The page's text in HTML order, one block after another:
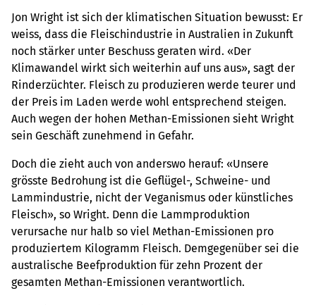
Jon Wright ist sich der klimatischen Situation bewusst: Er
weiss, dass die Fleischindustrie in Australien in Zukunft
noch stärker unter Beschuss geraten wird. «Der
Klimawandel wirkt sich weiterhin auf uns aus», sagt der
Rinderzüchter. Fleisch zu produzieren werde teurer und
der Preis im Laden werde wohl entsprechend steigen.
Auch wegen der hohen Methan-Emissionen sieht Wright
sein Geschäft zunehmend in Gefahr.
Doch die zieht auch von anderswo herauf: «Unsere
grösste Bedrohung ist die Geflügel-, Schweine- und
Lammindustrie, nicht der Veganismus oder künstliches
Fleisch», so Wright. Denn die Lammproduktion
verursache nur halb so viel Methan-Emissionen pro
produziertem Kilogramm Fleisch. Demgegenüber sei die
australische Beefproduktion für zehn Prozent der
gesamten Methan-Emissionen verantwortlich.